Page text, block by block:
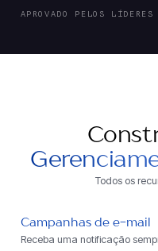
APROVADO PELOS LÍDERES
Todos os
Campanhas de e-mail
Receba uma notificação